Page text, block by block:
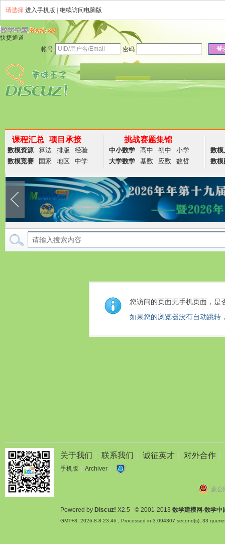
请选择 进入手机版 继续访问电脑版
快捷通道
帐号
密码 登
论坛 说说 群组
商务
课程汇总 项目承接
数模资源 算法 排版
经验
数模竞赛
国家 地区 中学
挑战赛题集锦
中小数学 高中 初中
小学
大学数学
基数 应数 数哲
数模
数模
您访问的页面无手机页面，是
如果您的浏览器没有自动跳转
关于我们 联系我们 诚征英才 对外合作
手机版 Archiver
蒙公
Powered by Discuz! X2.5 © 2001-2013 数学建模网-数学中
GMT+8, 2026-8-8 23:46 , Processed in 3.094307 second(s), 33